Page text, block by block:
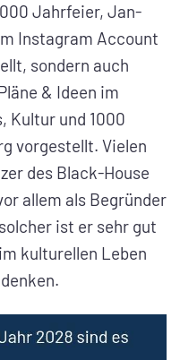
Jahrfeier, Jan-
Instagram Account
sondern auch
& Ideen im
Kultur und 1000
vorgestellt. Vielen
des Black-House
allem als Begründer
ist er sehr gut
kulturellen Leben